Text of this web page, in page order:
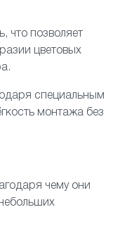
что позволяет
цветовых
специальным
монтажа без
чему они